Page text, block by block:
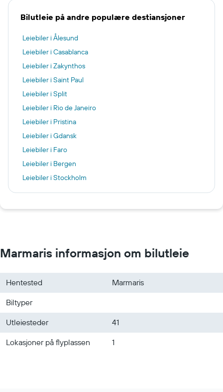
Bilutleie på andre populære destiansjoner
Leiebiler i Ålesund
Leiebiler i Casablanca
Leiebiler i Zakynthos
Leiebiler i Saint Paul
Leiebiler i Split
Leiebiler i Rio de Janeiro
Leiebiler i Pristina
Leiebiler i Gdansk
Leiebiler i Faro
Leiebiler i Bergen
Leiebiler i Stockholm
Leiebiler i Oslo
Marmaris informasjon om bilutleie
Hentested
Marmaris
Biltyper
Utleiesteder
41
Lokasjoner på flyplassen
1